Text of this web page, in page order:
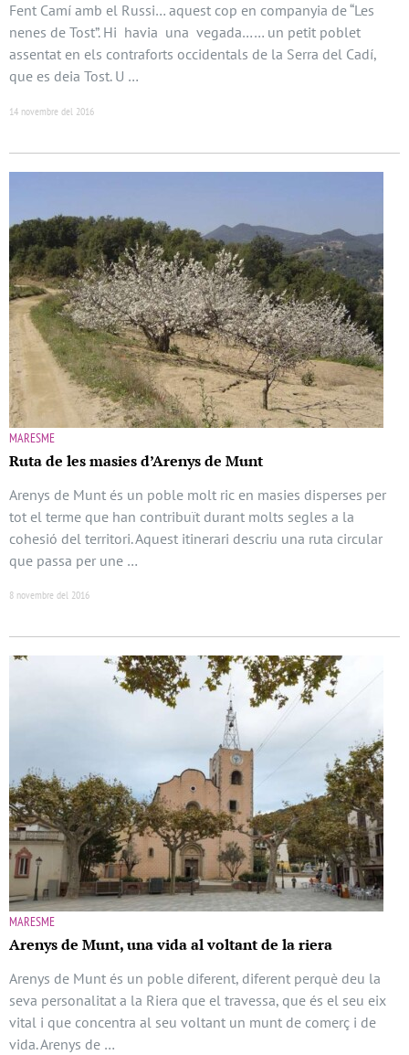
Fent Camí amb el Russi… aquest cop en companyia de “Les
nenes de Tost”. Hi havia una vegada…… un petit poblet
assentat en els contraforts occidentals de la Serra del Cadí,
que es deia Tost. U …
14 novembre del 2016
MARESME
Ruta de les masies d’Arenys de Munt
Arenys de Munt és un poble molt ric en masies disperses per
tot el terme que han contribuït durant molts segles a la
cohesió del territori. Aquest itinerari descriu una ruta circular
que passa per une …
8 novembre del 2016
MARESME
Arenys de Munt, una vida al voltant de la riera
Arenys de Munt és un poble diferent, diferent perquè deu la
seva personalitat a la Riera que el travessa, que és el seu eix
vital i que concentra al seu voltant un munt de comerç i de
vida. Arenys de …